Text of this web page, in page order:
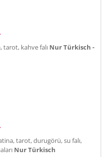
tarot, kahve falı Nur Türkisch -
tarot, durugörü, su falı,
Nur Türkisch